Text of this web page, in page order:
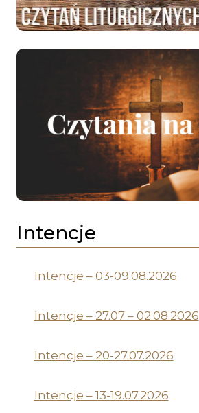
Intencje
Intencje – 03-09.08.2026
Intencje – 27.07 – 02.08.2026
Intencje – 20-27.07.2026
Intencje – 13-19.07.2026